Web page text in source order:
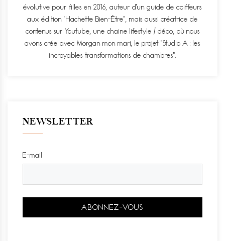
évolutive pour filles en 2016, auteur d'un guide de coiffeurs
aux édition "Hachette Bien-Être", mais aussi créatrice de
contenus sur Youtube, une chaine lifestyle / déco, où nous
avons crée avec Morgan mon mari, le projet "Studio A : les
incroyables transformations de chambres".
NEWSLETTER
E-mail